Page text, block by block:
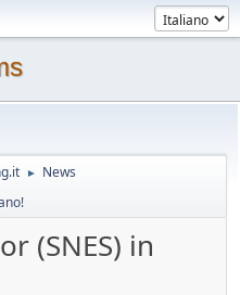
► News
(SNES) in